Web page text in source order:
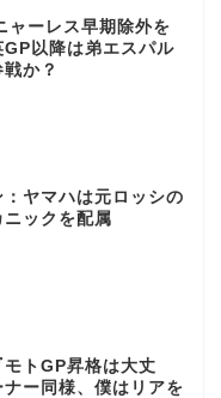
ャーレス早期除外を
GP以降は弟エスパル
か？
：ヤマハは元ロッシの
ックを配属
モトGP昇格は大丈
ー同様、僕はリアを